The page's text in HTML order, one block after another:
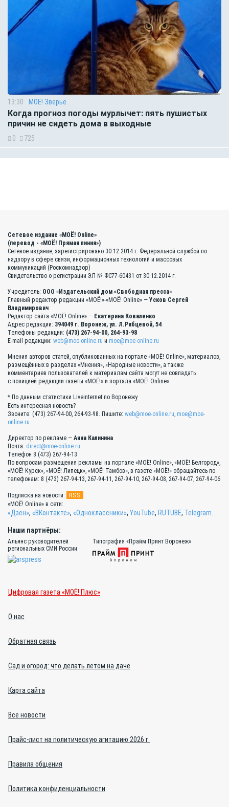
13:30 МОЁ! Зверьё
Когда прогноз погоды мурлычет: пять пушистых
причин не сидеть дома в выходные
0 725
Сетевое издание «МОЁ! Online»
(перевод - «МОЁ! Прямая линия»)
Сетевое издание, зарегистрировано 30.12.2014 г. Федеральной службой по
надзору в сфере связи, информационных технологий и массовых
коммуникаций (Роскомнадзор)
Свидетельство о регистрации ЭЛ № ФС77-60431 от 30.12.2014 г.
Учредитель: ООО «Издательский дом «Свободная пресса»
Главный редактор редакции «МОЁ!»-«МОЁ! Online» — Усков Сергей
Владимирович
Редактор сайта «МОЁ! Online» — Екатерина Коваленко
Адрес редакции: 394049 г. Воронеж, ул. Л.Рябцевой, 54
Телефоны редакции: (473) 267-94-00, 264-93-98
E-mail редакции: web@moe-online.ru и moe@moe-online.ru
Мнения авторов статей, опубликованных на портале «МОЁ! Online», материалов,
размещённых в разделах «Мнения», «Народные новости», а также
комментариев пользователей к материалам сайта могут не совпадать
с позицией редакции газеты «МОЁ!» и портала «МОЁ! Online».
* По данным статистики Liveinternet по Воронежу
Есть интересная новость?
Звоните: (473) 267-94-00, 264-93-98. Пишите: web@moe-online.ru, moe@moe-
online.ru
Директор по рекламе — Анна Калинина
Почта: direct@moe-online.ru
Телефон 8 (473) 267-94-13
По вопросам размещения рекламы на портале «МОЁ! Online», «МОЁ! Белгород»,
«МОЁ! Курск», «МОЁ! Липецк», «МОЁ! Тамбов», в газете «МОЁ!» обращайтесь по
телефонам: 8 (473) 267-94-13, 267-94-11, 267-94-10, 267-94-08, 267-94-07, 267-94-06
Подписка на новости: RSS
«МОЁ! Online» в сети:
«Дзен», «ВКонтакте», «Одноклассники», YouTube, RUTUBE, Telegram
Наши партнёры:
Альянс руководителей
региональных СМИ России
Типография «Прайм Принт Воронеж»
Цифровая газета «МОЁ! Плюс»
О нас
Обратная связь
Сад и огород: что делать летом на даче
Карта сайта
Все новости
Прайс-лист на политическую агитацию 2026 г.
Правила общения
Политика конфиденциальности